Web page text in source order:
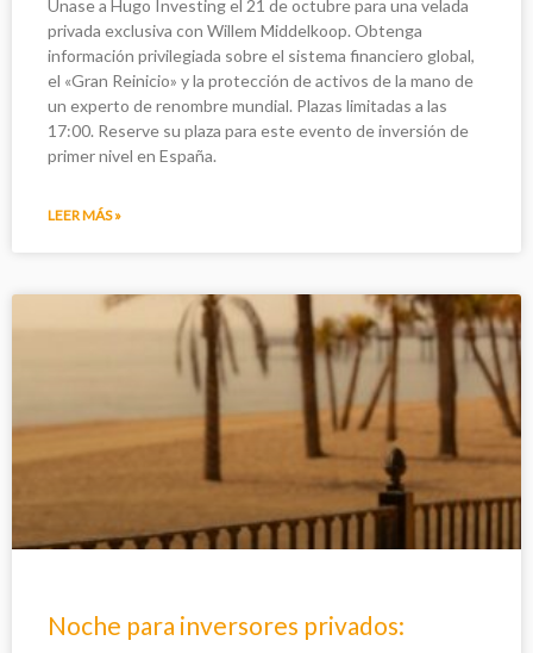
Únase a Hugo Investing el 21 de octubre para una velada
privada exclusiva con Willem Middelkoop. Obtenga
información privilegiada sobre el sistema financiero global,
el «Gran Reinicio» y la protección de activos de la mano de
un experto de renombre mundial. Plazas limitadas a las
17:00. Reserve su plaza para este evento de inversión de
primer nivel en España.
LEER MÁS »
Noche para inversores privados: